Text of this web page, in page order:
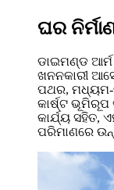
ଘର
ଡାଇମଣ୍ଡ
ଖନନକାରୀ
ପଥର, ମଧ୍ୟମ-
କାର୍ଷ୍ଟ ଭୂମିରୂପ
କାର୍ଯ୍ୟ ସହିତ,
ପରିମାଣରେ